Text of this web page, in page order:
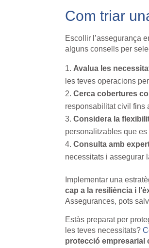
Com triar
Escollir l’assegurança
alguns consells per
Avalua les
les teves operacions
Cerca cobertures
responsabilitat civil fins
Considera la
personalitzables que
Consulta amb
necessitats i assegurar
Implementar una
cap a la resiliència i
Assegurances, pots
Estàs preparat per
les teves necessitats?
protecció empresarial